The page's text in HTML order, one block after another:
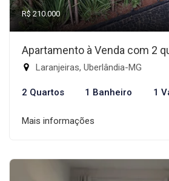
R$ 210.000
Apartamento à Venda com 2
Laranjeiras, Uberlândia-MG
2 Quartos 1 Banheiro 1
Mais informações